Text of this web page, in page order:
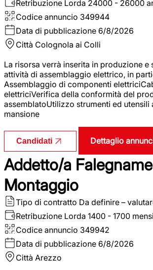
Retribuzione Lorda 24000 - 26000
Codice annuncio 349944
Data di pubblicazione 6/8/2026
Città Colognola ai Colli
La risorsa verrà inserita in produzione e
attività di assemblaggio elettrico, in
Assemblaggio di componenti
elettriciVerifica della conformità del
assemblatoUtilizzo strumenti ed utensili
mansione
Candidati Dettaglio
Addetto/a
Montaggio
Tipo di contratto Da definire –
Retribuzione Lorda 1400 - 1700
Codice annuncio 349942
Data di pubblicazione 6/8/2026
Città Arezzo